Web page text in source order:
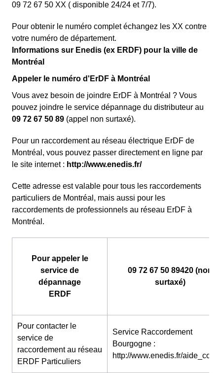
09 72 67 50 XX ( disponible 24/24 et 7/7).
Pour obtenir le numéro complet échangez les XX contre
votre numéro de département.
Informations sur Enedis (ex ERDF) pour la ville de
Montréal
Appeler le numéro d'ErDF à Montréal
Vous avez besoin de joindre ErDF à Montréal ? Vous
pouvez joindre le service dépannage du distributeur au
09 72 67 50 89 (appel non surtaxé).
Pour un raccordement au réseau électrique ErDF de
Montréal, vous pouvez passer directement en ligne par
le site internet : http://www.enedis.fr/
Cette adresse est valable pour tous les raccordements
particuliers de Montréal, mais aussi pour les
raccordements de professionnels au réseau ErDF à
Montréal.
Pour appeler le
service de
dépannage
ERDF
09 72 67 50 89420 (non
surtaxé)
Pour contacter le
service de
raccordement au réseau
ERDF Particuliers
Service Raccordement
Bourgogne :
http://www.enedis.fr/